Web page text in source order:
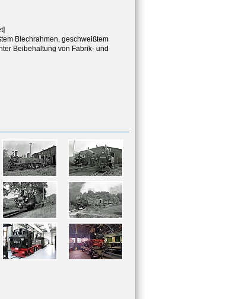
Blechrahmen, geschweißtem
Beibehaltung von Fabrik- und